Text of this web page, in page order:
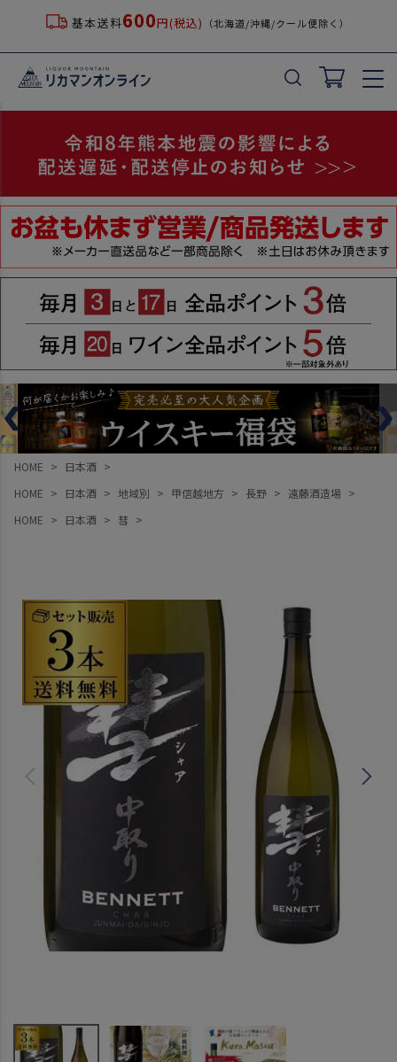
基本送料600円(税込) （北海道/沖縄/クール便除く）
HOME
日本酒
HOME
日本酒 地域別 甲信越地方 長野
遠藤酒造場
HOME
日本酒 彗